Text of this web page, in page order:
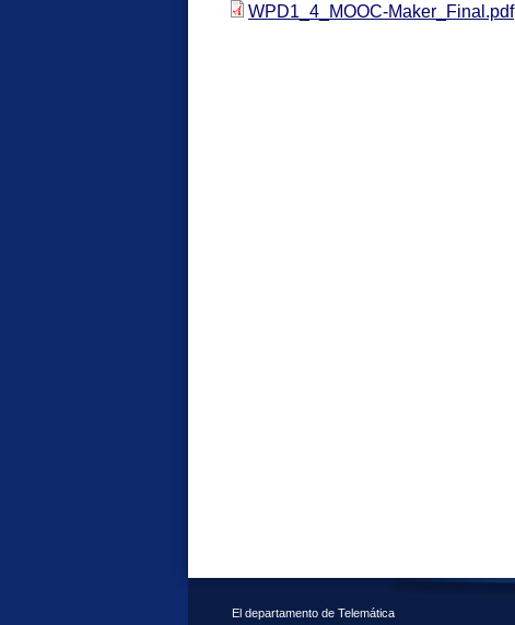
WPD1_4_MOOC-Maker_Final.pdf
El departamento de Telemática